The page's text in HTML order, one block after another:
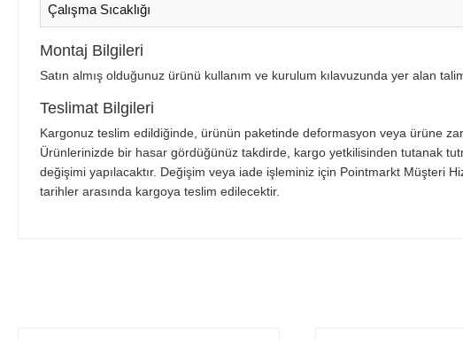
Çalışma Sıcaklığı
Montaj Bilgileri
Satın almış olduğunuz ürünü kullanım ve kurulum kılavuzunda yer alan
Teslimat Bilgileri
Kargonuz teslim edildiğinde, ürünün paketinde deformasyon veya ürüne
Ürünlerinizde bir hasar gördüğünüz takdirde, kargo yetkilisinden tutanak
değişimi yapılacaktır. Değişim veya iade işleminiz için Pointmarkt Müşteri
tarihler arasında kargoya teslim edilecektir.